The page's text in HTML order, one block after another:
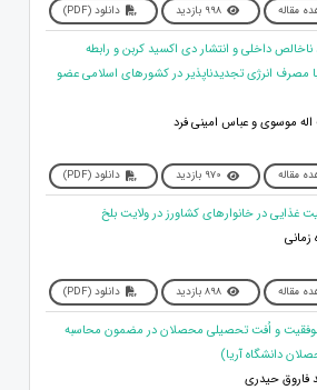
مقاله 998 بازدید دانلود (PDF)
داخلی و انتشار دی اکسید کربن و رابطه
مصرف انرژی تجدیدناپذیر در کشورهای اسلامی عضو
موسوی و عباس امینی فرد
مقاله 970 بازدید دانلود (PDF)
مقاله 898 بازدید دانلود (PDF)
موفقیت و اُفت تحصیلی محصلان در مضمون محاسبه
فاروق حیدری